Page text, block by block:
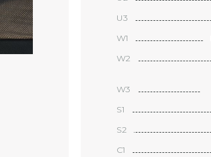
U3
W1
W2
W3
S1
S2
С1